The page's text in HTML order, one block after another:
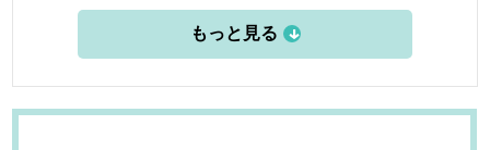
横浜市立大学附属市民総合医療センター 形成外科
横浜栄共済病院 形成外科
2021年 ルサンククリニック銀座院 院長
を経て2024年JUN CLINIC横浜 就任